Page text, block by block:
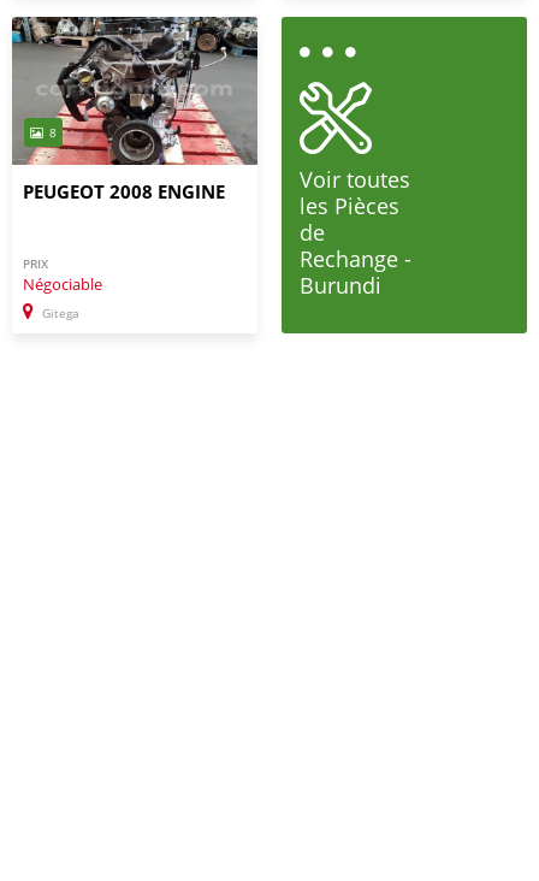
8
PEUGEOT 2008 ENGINE
PRIX
Négociable
Gitega
Voir toutes
les Pièces
de
Rechange -
Burundi